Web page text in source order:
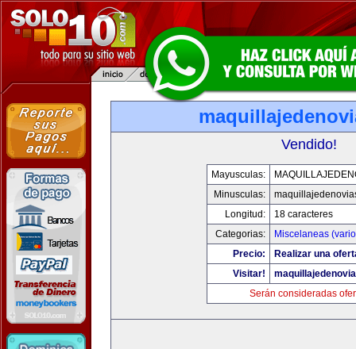
Vendido!
Mayusculas:
Minusculas:
Longitud:
18 caracteres
Categorias:
Miscelaneas
Precio:
Realizar una
Visitar!
Serán consideradas